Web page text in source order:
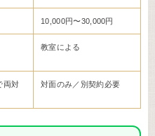
10,000円〜30,000円
教室による
両対
対面のみ／別契約必要